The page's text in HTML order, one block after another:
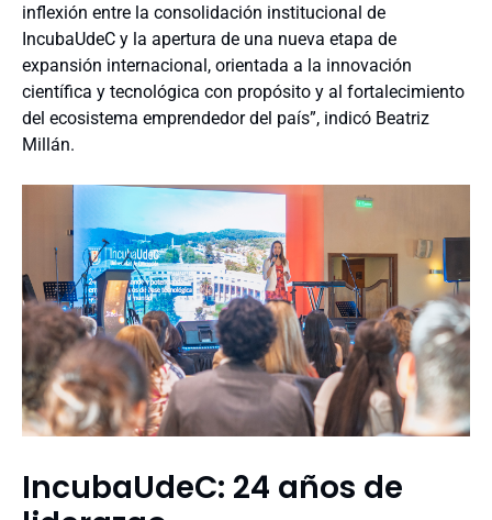
inflexión entre la consolidación institucional de
IncubaUdeC y la apertura de una nueva etapa de
expansión internacional, orientada a la innovación
científica y tecnológica con propósito y al fortalecimiento
del ecosistema emprendedor del país”, indicó Beatriz
Millán.
IncubaUdeC: 24 años de